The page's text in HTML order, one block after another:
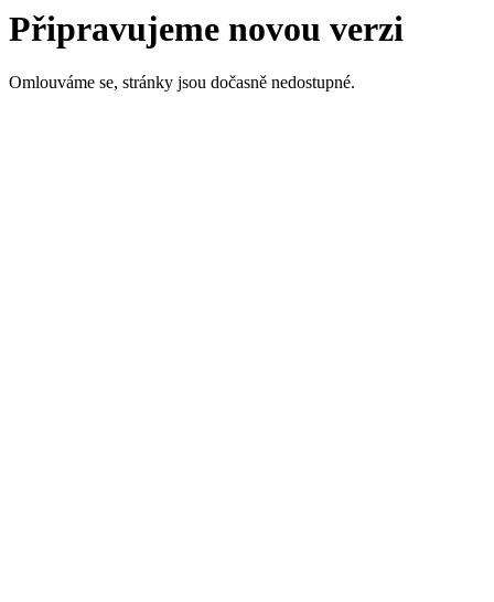
Připravujeme novou verzi
Omlouváme se, stránky jsou dočasně nedostupné.